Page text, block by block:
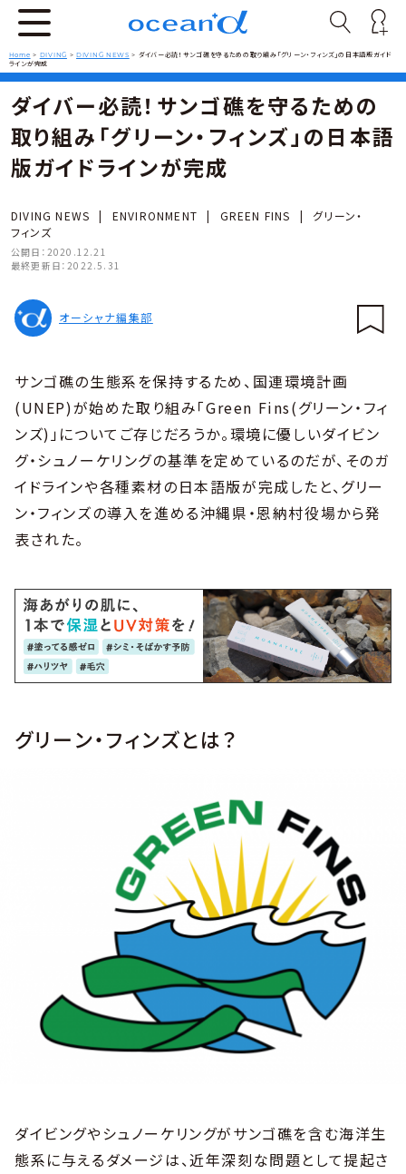
Home > DIVING >DIVING NEWS > ダイバー必読！サンゴ礁を守るための取り組み「グリーン・フィンズ」の日本語版ガイド
ラインが完成
ダイバー必読！サンゴ礁を守るための
取り組み「グリーン・フィンズ」の日本語
版ガイドラインが完成
DIVING NEWS | ENVIRONMENT | GREEN FINS |
グリーン・
フィンズ
公開日： 2020.12.21
最終更新日： 2022.5.31
オーシャナ編集部
サンゴ礁の生態系を保持するため、国連環境計画
(UNEP)が始めた取り組み「Green Fins(グリーン・フィ
ンズ)」についてご存じだろうか。環境に優しいダイビン
グ・シュノーケリングの基準を定めているのだが、そのガ
イドラインや各種素材の日本語版が完成したと、グリー
ン・フィンズの導入を進める沖縄県・恩納村役場から発
表された。
グリーン・フィンズとは？
ダイビングやシュノーケリングがサンゴ礁を含む海洋生
態系に与えるダメージは、近年深刻な問題として提起さ